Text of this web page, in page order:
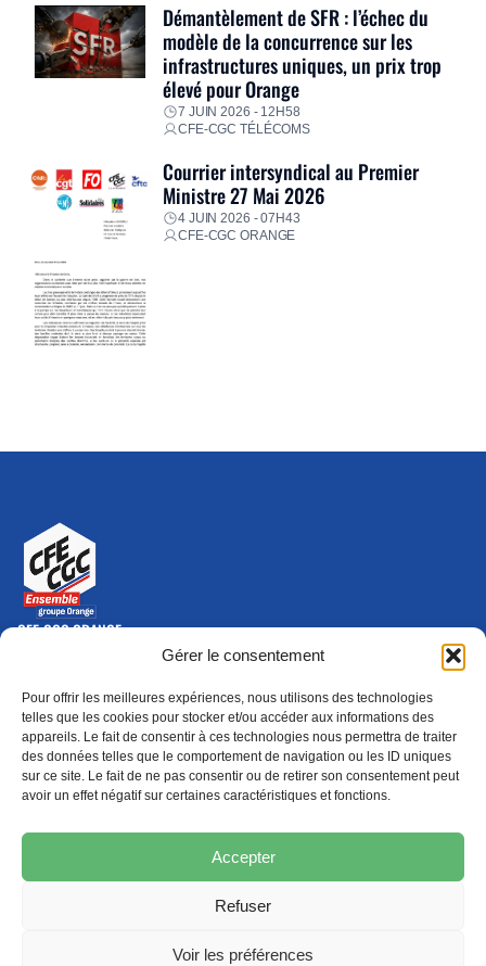
Gérer le consentement
Pour offrir les meilleures expériences, nous utilisons des technologies
telles que les cookies pour stocker et/ou accéder aux informations des
appareils. Le fait de consentir à ces technologies nous permettra de traiter
des données telles que le comportement de navigation ou les ID uniques
sur ce site. Le fait de ne pas consentir ou de retirer son consentement peut
avoir un effet négatif sur certaines caractéristiques et fonctions.
Accepter
Refuser
Voir les préférences
Démantèlement de SFR : l’échec du
modèle de la concurrence sur les
infrastructures uniques, un prix trop
élevé pour Orange
7 JUIN 2026 - 12H58
CFE-CGC TÉLÉCOMS
Courrier intersyndical au Premier
Ministre 27 Mai 2026
4 JUIN 2026 - 07H43
CFE-CGC ORANGE
CFE-CGC ORANGE
10-12 rue Saint Amand, 75015 Paris Cedex 15
Nous contacter
01 46 79 28 74
S'ABONNER(NOUVELLE FENÊTRE)
ADHÉRER
Épargne
(nouvelle fenêtre) Formation
(nouvelle fenêtre)
POLITIQUE DE COOKIES